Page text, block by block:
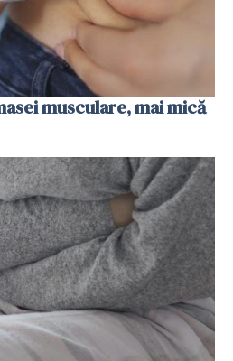
musculare, mai mică